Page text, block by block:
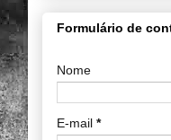
Formulário de
Nome
E-mail *